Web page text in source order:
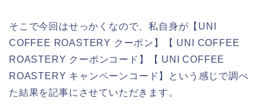
そこで今回はせっかくなので、私自身が【UNI
COFFEE ROASTERY クーポン】【 UNI COFFEE
ROASTERY クーポンコード】【 UNI COFFEE
ROASTERY キャンペーンコード】という感じで調べ
た結果を記事にさせていただきます。